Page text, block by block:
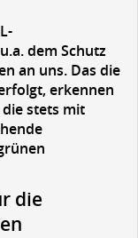
dem Schutz
an uns. Das die
erkennen
stets mit
die